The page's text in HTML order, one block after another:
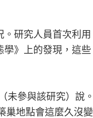
研究人員首次利用
學》上的發現，這些
未參與該研究）說。
巢地點會這麼久沒變